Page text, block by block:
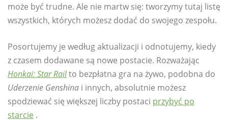
może być trudne. Ale nie martw się: tworzymy tutaj listę
wszystkich, których możesz dodać do swojego zespołu.
Posortujemy je według aktualizacji i odnotujemy, kiedy
z czasem dodawane są nowe postacie. Rozważając
Honkai: Star Railto bezpłatna gra na żywo, podobna do
Uderzenie Genshina i innych, absolutnie możesz
spodziewać się większej liczby postaci przybyć po
starcie .